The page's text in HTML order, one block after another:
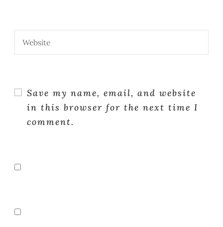
Save my name, email, and website
in this browser for the next time I
comment.